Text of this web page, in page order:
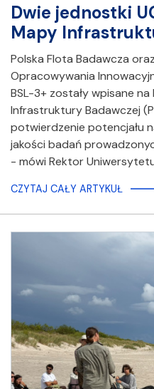
Dwie jednostki
Mapy
Polska Flota Badawcza
Opracowywania
BSL-3+ zostały wpisane
Infrastruktury Badawczej
potwierdzenie potencjału
jakości badań
- mówi Rektor
CZYTAJ CAŁY ARTYKUŁ